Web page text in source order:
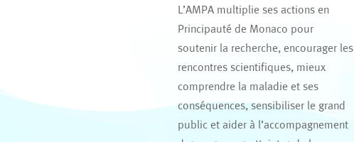
L’AMPA multiplie ses actions en
Principauté de Monaco pour
soutenir la recherche, encourager les
rencontres scientifiques, mieux
comprendre la maladie et ses
conséquences, sensibiliser le grand
public et aider à l’accompagnement